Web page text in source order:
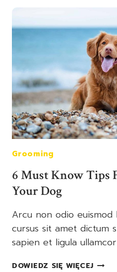
BEAT
PET
Grooming
6 Must Know Tips
Your Dog
Arcu non odio euismod
cursus sit amet dictum
sapien et ligula
DOWIEDZ SIĘ WIĘCEJ6